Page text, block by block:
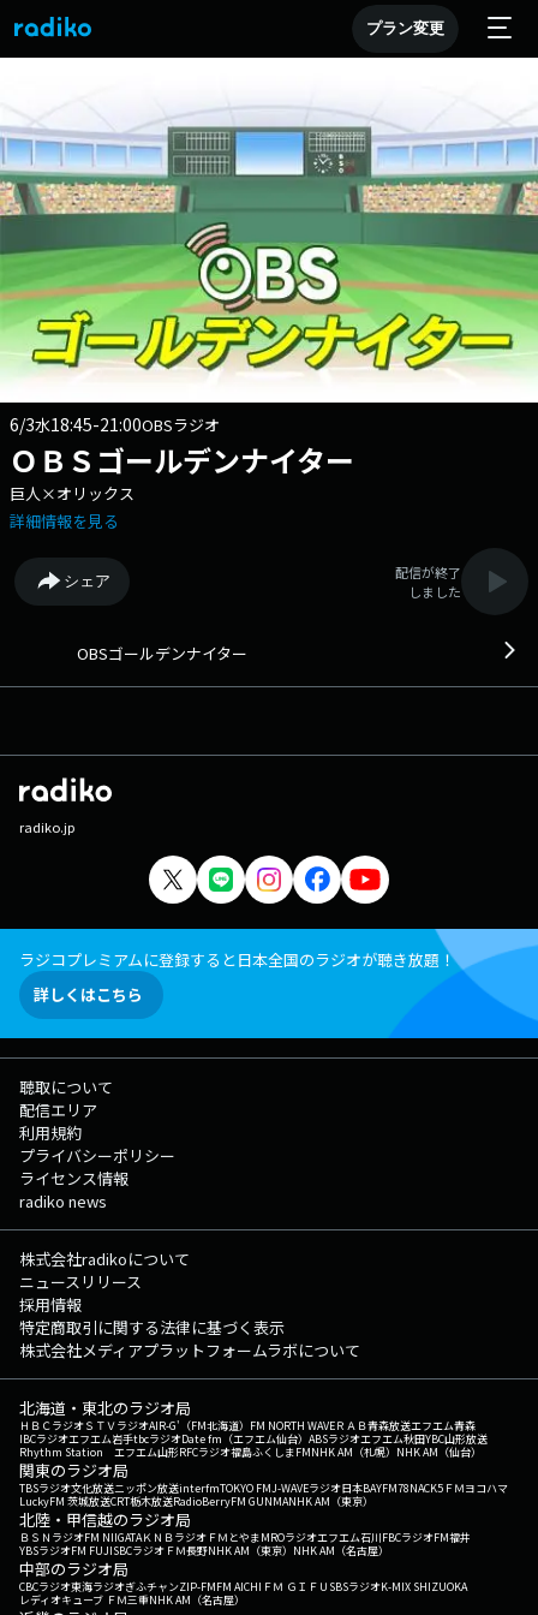
プラン変更
6/3水18:45-21:00OBSラジオ
ＯＢＳゴールデンナイター
巨人×オリックス
詳細情報を見る
シェア
配信が終了
しました
OBSゴールデンナイター
radiko.jp
ラジコプレミアムに登録すると日本全国のラジオが聴き放題！
詳しくはこちら
聴取について
配信エリア
利用規約
プライバシーポリシー
ライセンス情報
radiko news
株式会社radikoについて
ニュースリリース
採用情報
特定商取引に関する法律に基づく表示
株式会社メディアプラットフォームラボについて
北海道・東北のラジオ局
ＨＢＣラジオＳＴＶラジオAIR-G'（FM北海道） FM NORTH WAVEＲＡＢ青森放送エフエム青森
IBCラジオエフエム岩手tbcラジオDate fm（エフエム仙台） ABSラジオエフエム秋田YBC山形放送
Rhythm Station エフエム山形RFCラジオ福島ふくしまFMNHK AM（札幌） NHK AM（仙台）
関東のラジオ局
TBSラジオ文化放送ニッポン放送interfmTOKYO FMJ-WAVEラジオ日本BAYFM78NACK5 ＦＭヨコハマ
LuckyFM 茨城放送CRT栃木放送RadioBerryFM GUNMANHK AM（東京）
北陸・甲信越のラジオ局
ＢＳＮラジオFM NIIGATAＫＮＢラジオ ＦＭとやまMROラジオエフエム石川FBCラジオFM福井
YBSラジオFM FUJISBCラジオ ＦＭ長野NHK AM（東京） NHK AM（名古屋）
中部のラジオ局
CBCラジオ東海ラジオぎふチャンZIP-FMFM AICHI ＦＭ ＧＩＦＵ SBSラジオK-MIX SHIZUOKA
レディオキューブ ＦＭ三重NHK AM（名古屋）